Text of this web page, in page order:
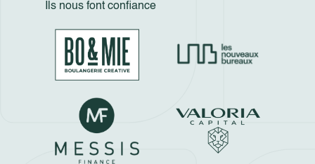
Ils nous font confiance